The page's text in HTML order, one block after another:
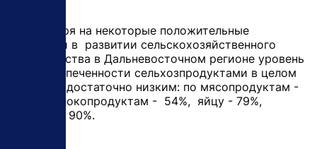
- Несмотря на некоторые положительные
подвижки в развитии сельскохозяйственного
производства в Дальневосточном регионе уровень
самообеспеченности сельхозпродуктами в целом
остается достаточно низким: по мясопродуктам -
32%, молокопродуктам - 54%, яйцу - 79%,
овощам - 90%.